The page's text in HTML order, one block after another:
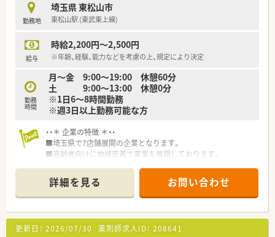
勤務地
埼玉県 東松山市
東松山駅 (東武東上線)
給与
時給2,200円～2,500円
※年齢、経験、能力などを考慮の上、規定により決定
勤務
時間
月～金 9:00～19:00 休憩60分
土 9:00～13:00 休憩0分
※1日6～8時間勤務
※週3日以上勤務可能な方
・・＊ 企業の特徴 ＊・・
■埼玉県で7店舗展開の企業となります。
■高齢者向けに地域密着で事業を展開しております。
おります。
■社員の満足度向上が患者さんサービス向上になるとの考えで
従業員が働きやすい環境改善を心がけてます。
詳細を見る お問い合わせ
更新日： 2026/07/30 薬剤師求人ID： 208641